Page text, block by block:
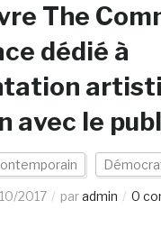
The
dédié à
avec le
2017 paradmin 0